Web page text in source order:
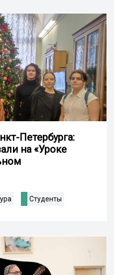
Петербурга:
на «Уроке
Студенты